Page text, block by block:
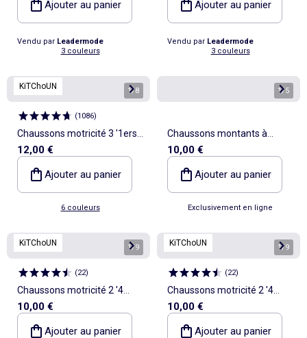
Ajouter au panier
Vendu par Leadermode
3 couleurs
Ajouter au panier
Vendu par Leadermode
3 couleurs
KiTChoUN 1/8
(1086)
Chaussons motricité 3 '1ers
pas' - Kitchoun
12,00 €
Ajouter au panier
6 couleurs
1/5
Chaussons montants à
scratchs
10,00 €
Ajouter au panier
Exclusivement en ligne
KiTChoUN 1/9
(22)
Chaussons motricité 2 '4
pattes' - Kitchoun
10,00 €
Ajouter au panier
KiTChoUN 1/9
(22)
Chaussons motricité 2 '4
pattes' - Kitchoun
10,00 €
Ajouter au panier